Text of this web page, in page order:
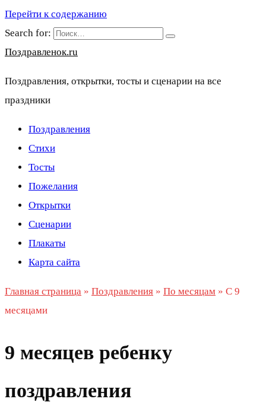
Перейти к содержанию
Search for:
Поздравленок.ru
Поздравления, открытки, тосты и сценарии на все
праздники
Поздравления
Стихи
Тосты
Пожелания
Открытки
Сценарии
Плакаты
Карта сайта
Главная страница » Поздравления » По месяцам » С 9
месяцами
9 месяцев ребенку
поздравления